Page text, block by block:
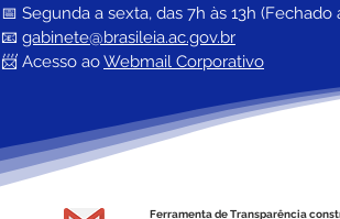
📅 Segunda a sexta, das 7h às 13h
📧 gabinete@brasileia.ac.gov.br
📨 Acesso ao Webmail Corporativo
Ferramenta de Transparência